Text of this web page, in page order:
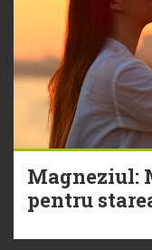
Magneziul:
pentru